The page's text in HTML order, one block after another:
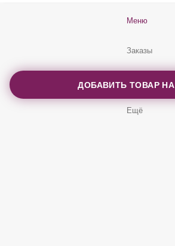
ДОБАВИТЬ ТОВАР НА
Меню
Заказы
Ещё